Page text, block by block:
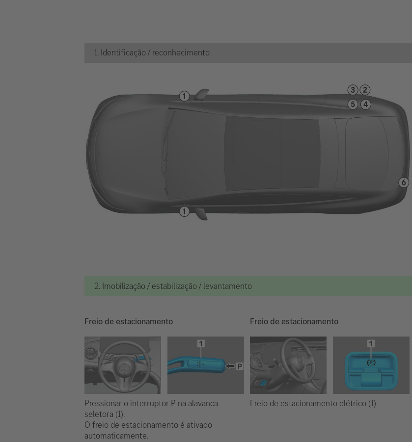
1. Identificação / reconhecimento
2. Imobilização / estabilização / levantamento
Freio de estacionamento
Pressionar o interruptor P na alavanca
seletora (1).
O freio de estacionamento é ativado
automaticamente.
Freio de estacionamento
Freio de estacionamento elétrico (1)